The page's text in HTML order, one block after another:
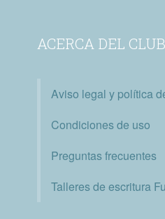
ACERCA DEL CLUB
Aviso legal y política
Condiciones de uso
Preguntas frecuentes
Talleres de escritura